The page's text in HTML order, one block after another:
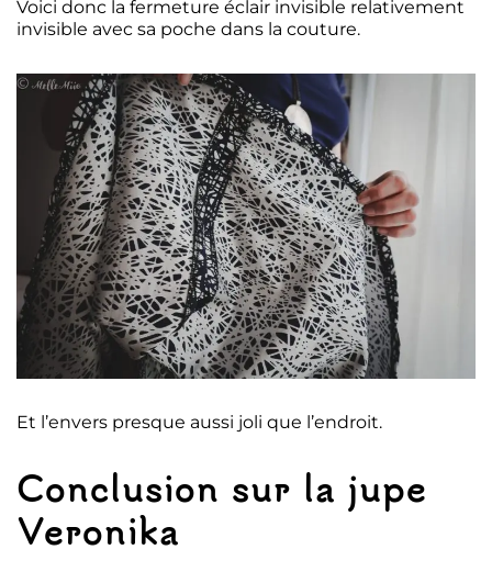
Voici donc la fermeture éclair invisible relativement
invisible avec sa poche dans la couture.
Et l’envers presque aussi joli que l’endroit.
Conclusion sur la jupe
Veronika